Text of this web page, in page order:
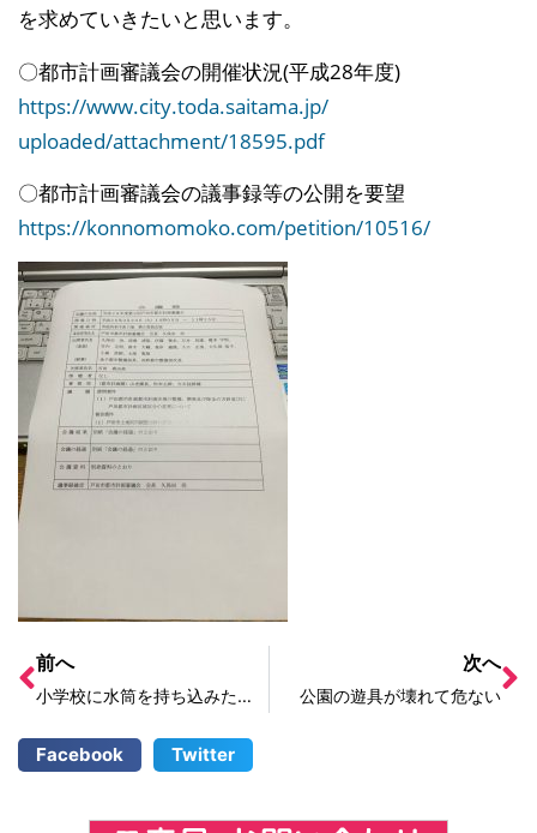
を求めていきたいと思います。
〇都市計画審議会の開催状況(平成28年度)
https://www.city.toda.saitama.jp/
uploaded/attachment/18595.pdf
〇都市計画審議会の議事録等の公開を要望
https://konnomomoko.com/petition/10516/
前へ
小学校に水筒を持ち込みたいー南小でも延長に！
次へ
公園の遊具が壊れて危ない
Facebook Twitter